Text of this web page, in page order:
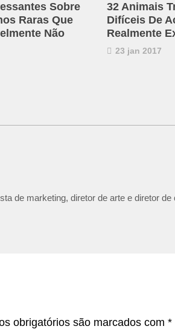
Sobre
Raras Que
Não
32 Animais
Difíceis De
Realmente
23 jan 2017
de marketing, diretor de arte e diretor
obrigatórios são marcados com *